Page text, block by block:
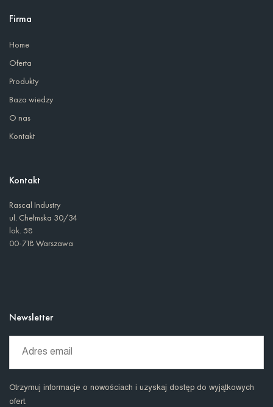
Firma
Home
Oferta
Produkty
Baza wiedzy
O nas
Kontakt
Kontakt
Rascal Industry
ul. Chełmska 30/34
lok. 58
00-718 Warszawa
Newsletter
Otrzymuj informacje o nowościach i uzyskaj dostęp do wyjątkowych
ofert.